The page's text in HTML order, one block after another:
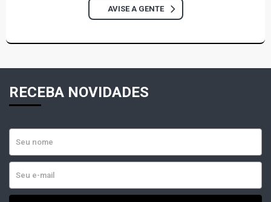
CLIO PRIVILEGE SEDAN 1.0 16V GASOLINA (2000 - 2005)
- 2005)
CLIO ALIZE SEDAN 1.6 16V FLEX (2003 - 2005)
AVISE A GENTE
RECEBA NOVIDADES